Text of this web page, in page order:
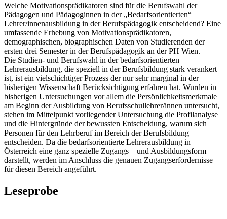
Welche Motivationsprädikatoren sind für die Berufswahl der
Pädagogen und Pädagoginnen in der „Bedarfsorientierten“
Lehrer/innenausbildung in der Berufspädagogik entscheidend? Eine
umfassende Erhebung von Motivationsprädikatoren,
demographischen, biographischen Daten von Studierenden der
ersten drei Semester in der Berufspädagogik an der PH Wien.
Die Studien- und Berufswahl in der bedarfsorientierten
Lehrerausbildung, die speziell in der Berufsbildung stark verankert
ist, ist ein vielschichtiger Prozess der nur sehr marginal in der
bisherigen Wissenschaft Berücksichtigung erfahren hat. Wurden in
bisherigen Untersuchungen vor allem die Persönlichkeitsmerkmale
am Beginn der Ausbildung von Berufsschullehrer/innen untersucht,
stehen im Mittelpunkt vorliegender Untersuchung die Profilanalyse
und die Hintergründe der bewussten Entscheidung, warum sich
Personen für den Lehrberuf im Bereich der Berufsbildung
entscheiden. Da die bedarfsorientierte Lehrerausbildung in
Österreich eine ganz spezielle Zugangs – und Ausbildungsform
darstellt, werden im Anschluss die genauen Zugangserfordernisse
für diesen Bereich angeführt.
Leseprobe